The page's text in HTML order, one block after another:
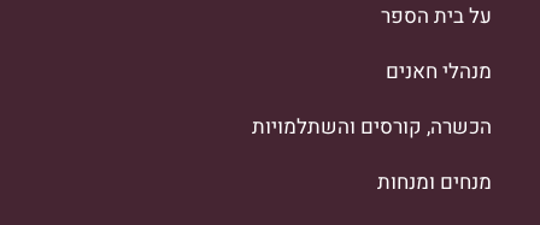
על בית הספר
מנהלי חאנים
הכשרה, קורסים והשתלמויות
מנחים ומנחות